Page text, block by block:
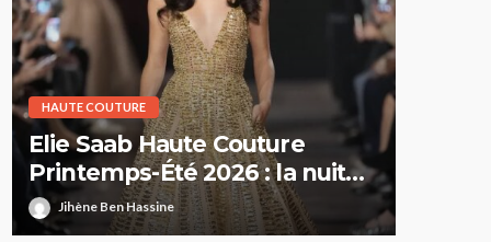
HAUTE COUTURE
Elie Saab Haute Couture
Printemps-Été 2026 : la nuit
comme territoire de liberté
Jihène Ben Hassine